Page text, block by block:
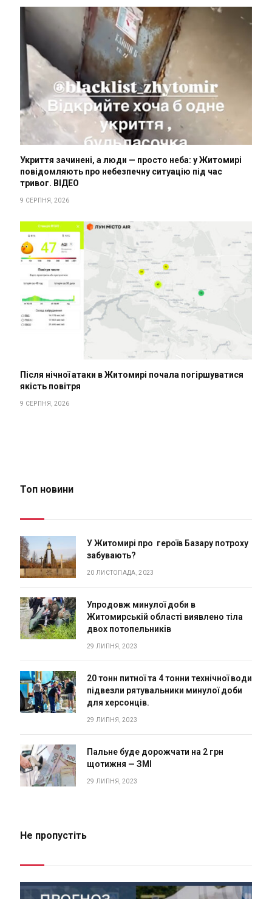
Укриття зачинені, а люди — просто неба: у Житомирі
повідомляють про небезпечну ситуацію під час
тривог. ВІДЕО
9 СЕРПНЯ, 2026
Після нічної атаки в Житомирі почала погіршуватися
якість повітря
9 СЕРПНЯ, 2026
Топ новини
У Житомирі про героїв Базару потроху
забувають?
20 ЛИСТОПАДА, 2023
Упродовж минулої доби в
Житомирській області виявлено тіла
двох потопельників
29 ЛИПНЯ, 2023
20 тонн питної та 4 тонни технічної води
підвезли рятувальники минулої доби
для херсонців.
29 ЛИПНЯ, 2023
Пальне буде дорожчати на 2 грн
щотижня — ЗМІ
29 ЛИПНЯ, 2023
Не пропустіть